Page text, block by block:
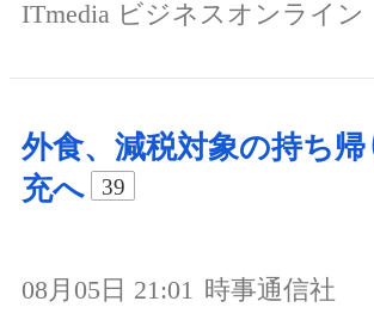
ITmedia ビジネスオンライン
外食、減税対象の持ち帰
充へ
39
08月05日 21:01 時事通信社